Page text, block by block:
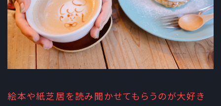
絵本や紙芝居を読み聞かせてもらうのが大好き